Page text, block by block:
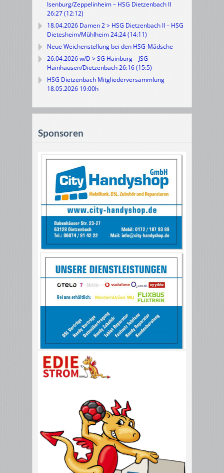
Isenburg/Zeppelinheim – HSG Dietzenbach II
26:27 (12:12)
18.04.2026 Damen 2 > HSG Dietzenbach II – HSG
Dietesheim/Mühlheim 24:24 (14:11)
Neue Weichenstellung bei den HSG-Mädsche
26.04.2026 w/D > SG Hainburg – JSG
Hainhausen/Dietzenbach 26:16 (15:5)
HSG Dietzenbach Mitgliederversammlung
18.05.2026 19:00h
Sponsoren